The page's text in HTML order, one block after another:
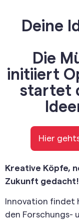
Deine
Die
initiiert
startet
Hier
Kreative Köpfe,
Zukunft gedacht!
Innovation findet
den Forschungs-